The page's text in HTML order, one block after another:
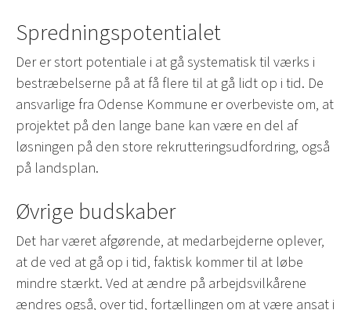
Spredningspotentialet
Der er stort potentiale i at gå systematisk til værks i
bestræbelserne på at få flere til at gå lidt op i tid. De
ansvarlige fra Odense Kommune er overbeviste om, at
projektet på den lange bane kan være en del af
løsningen på den store rekrutteringsudfordring, også
på landsplan.
Øvrige budskaber
Det har været afgørende, at medarbejderne oplever,
at de ved at gå op i tid, faktisk kommer til at løbe
mindre stærkt. Ved at ændre på arbejdsvilkårene
ændres også, over tid, fortællingen om at være ansat i